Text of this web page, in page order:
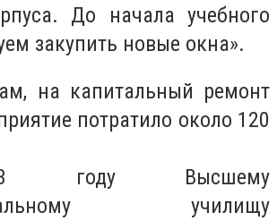
До начала учебного
закупить новые окна».
на капитальный ремонт
потратило около 120
году Высшему
училищу